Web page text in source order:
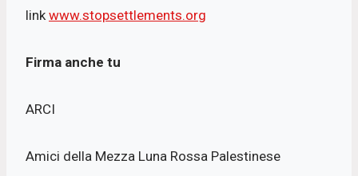
linkwww.stopsettlements.org
Firma anche tu
ARCI
Amici della Mezza Luna Rossa Palestinese